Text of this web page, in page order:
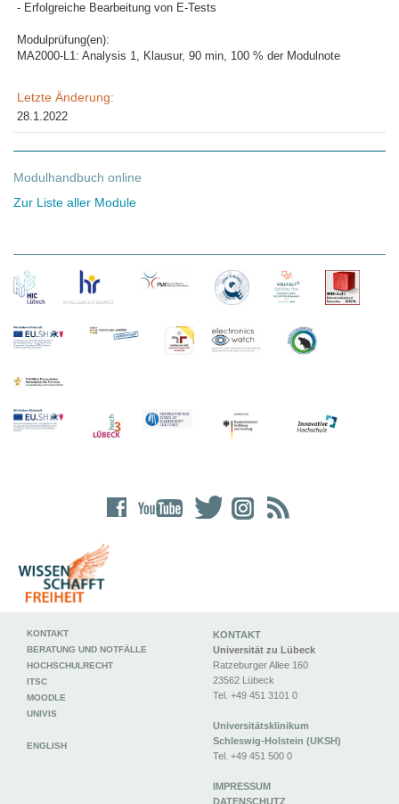
- Erfolgreiche Bearbeitung von E-Tests
Modulprüfung(en):
MA2000-L1: Analysis 1, Klausur, 90 min, 100 % der Modulnote
Letzte Änderung:
28.1.2022
Modulhandbuch online
Zur Liste aller Module
KONTAKT
Universität zu Lübeck
Ratzeburger Allee 160
23562 Lübeck
Tel. +49 451 3101 0
Universitätsklinikum
Schleswig-Holstein (UKSH)
Tel. +49 451 500 0
IMPRESSUM
DATENSCHUTZ
KONTAKT
BERATUNG UND NOTFÄLLE
HOCHSCHULRECHT
ITSC
MOODLE
UNIVIS
ENGLISH